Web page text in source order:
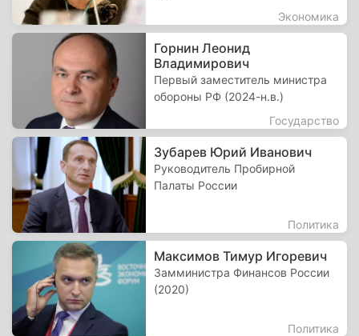
Экономика
Горнин Леонид
Владимирович
Первый заместитель министра
обороны РФ (2024-н.в.)
Государство
Зубарев Юрий Иванович
Руководитель Пробирной
Палаты России
Политика
Максимов Тимур Игоревич
Замминистра Финансов России
(2020)
Политика